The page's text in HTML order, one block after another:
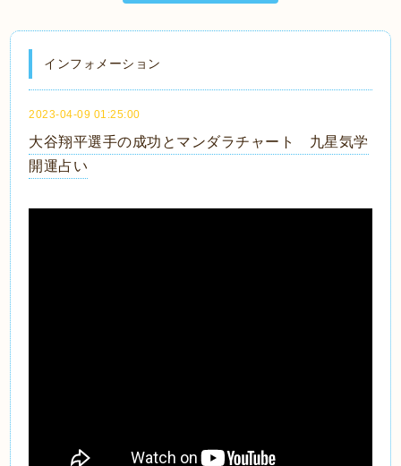
インフォメーション
2023-04-09 01:25:00
大谷翔平選手の成功とマンダラチャート 九星気学
開運占い